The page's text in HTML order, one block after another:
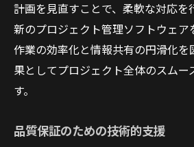
計画を見直すことで、柔軟な対応を
新のプロジェクト管理ソフトウェア
作業の効率化と情報共有の円滑化を
果としてプロジェクト全体のスムー
す。
品質保証のための技術的支援